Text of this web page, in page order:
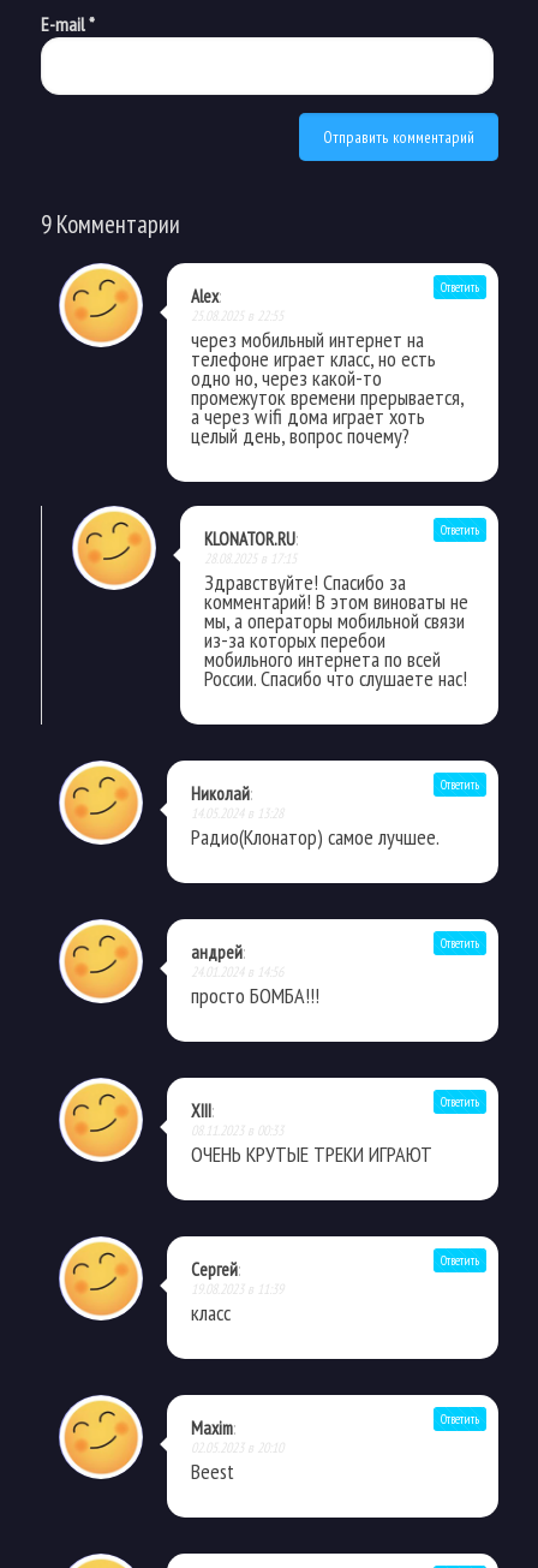
E-mail*
9 Комментарии
Alex:
25.08.2025 в 22:55
через мобильный интернет на
телефоне играет класс, но есть
одно но, через какой-то
промежуток времени прерывается,
а через wifi дома играет хоть
целый день, вопрос почему?
Ответить
KLONATOR.RU:
28.08.2025 в 17:15
Здравствуйте! Спасибо за
комментарий! В этом виноваты не
мы, а операторы мобильной связи
из-за которых перебои
мобильного интернета по всей
России. Спасибо что слушаете нас!
Ответить
Николай:
14.05.2024 в 13:28
Радио(Клонатор) самое лучшее.
Ответить
андрей:
24.01.2024 в 14:56
просто БОМБА!!!
Ответить
XIII:
08.11.2023 в 00:33
ОЧЕНЬ КРУТЫЕ ТРЕКИ ИГРАЮТ
Ответить
Сергей:
19.08.2023 в 11:39
класс
Ответить
Maxim:
02.05.2023 в 20:10
Beest
Ответить